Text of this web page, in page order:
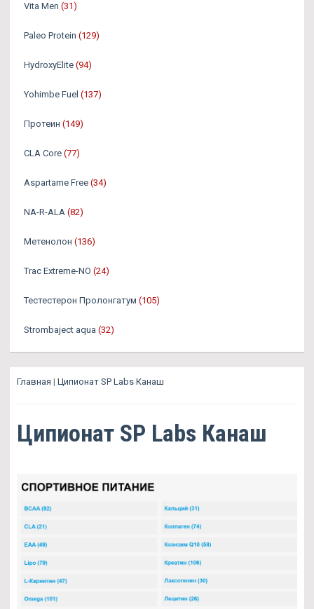
Vita Men (31)
Paleo Protein (129)
HydroxyElite (94)
Yohimbe Fuel (137)
Протеин (149)
CLA Core (77)
Aspartame Free (34)
NA-R-ALA (82)
Метенолон (136)
Trac Extreme-NO (24)
Тестестерон Пролонгатум (105)
Strombaject aqua (32)
Главная | Ципионат SP Labs Канаш
Ципионат SP Labs Канаш